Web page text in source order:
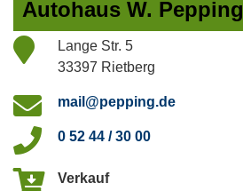
Autohaus W. Pepping
Lange Str. 5
33397 Rietberg
mail@pepping.de
0 52 44 / 30 00
Verkauf